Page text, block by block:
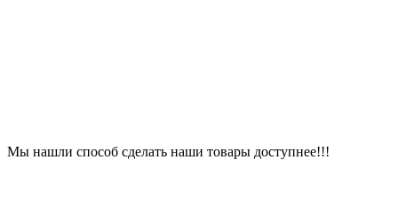
Мы нашли способ сделать наши товары доступнее!!!